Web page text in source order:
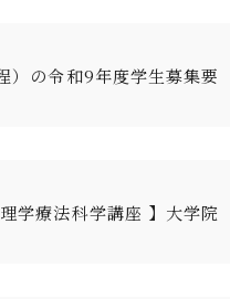
）の令和9年度学生募集要
学療法科学講座 】大学院